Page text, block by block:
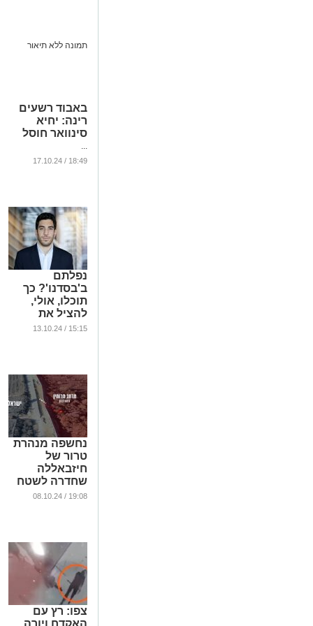
באבוד רשעים
רינה: יחיא
סינוואר חוסל
...
18:49 / 17.10.24
נפלתם
ב'בסדנו'? כך
תוכלו, אולי,
להציל את
כספכם
15:15 / 13.10.24
נחשפה מנהרת
טרור של
חיזבאללה
שחדרה לשטח
ישראל (וידאו)
19:08 / 08.10.24
צפו: רץ עם
האקדח ויורה